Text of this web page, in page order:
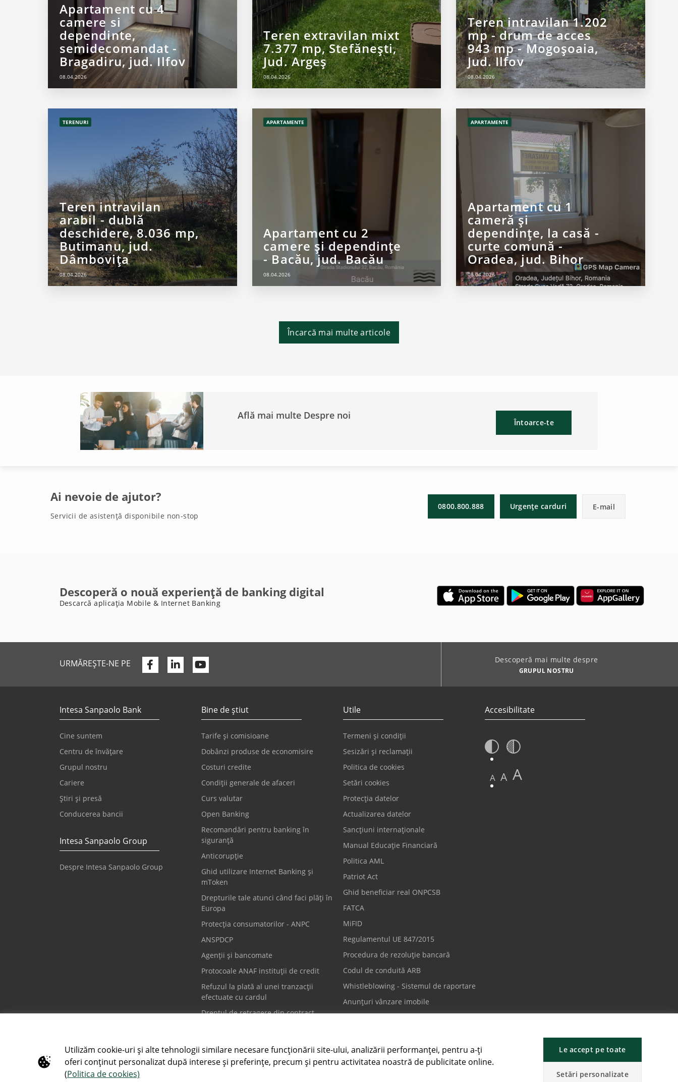
Utilizăm cookie-uri și alte tehnologii similare necesare funcționării site-ului, analizării performanței, pentru a-ți
oferi conținut personalizat după interese și preferințe, precum și pentru activitatea noastră de publicitate online.
(Politica de cookies)
Le accept pe toate
Setări personalizate
Apartament cu 4
camere si
dependinte,
semidecomandat -
Bragadiru, jud. Ilfov
08.04.2026
Teren extravilan mixt
7.377 mp, Stefănești,
Jud. Argeș
08.04.2026
Teren intravilan 1.202
mp - drum de acces
943 mp - Mogoșoaia,
Jud. Ilfov
08.04.2026
TERENURI
Teren intravilan
arabil - dublă
deschidere, 8.036 mp,
Butimanu, jud.
Dâmbovița
08.04.2026
APARTAMENTE
Apartament cu 2
camere și dependințe
- Bacău, jud. Bacău
08.04.2026
APARTAMENTE
Apartament cu 1
cameră și
dependințe, la casă -
curte comună -
Oradea, jud. Bihor
08.04.2026
Încarcă mai multe articole
Află mai multe Despre noi
Întoarce-te
Ai nevoie de ajutor?
Servicii de asistență disponibile non-stop
0800.800.888 Urgențe carduri E-mail
Descoperă o nouă experiență de banking digital
Descarcă aplicația Mobile & Internet Banking
URMĂREȘTE-NE PE Facebook
Linkedin Descoperă mai multe despre
GRUPUL NOSTRU
Intesa Sanpaolo Bank
Cine suntem
Centru de învățare
Grupul nostru
Cariere
Știri și presă
Conducerea bancii
Intesa Sanpaolo Group
Despre Intesa Sanpaolo Group
Bine de știut
Tarife și comisioane
Dobânzi produse de economisire
Costuri credite
Condiții generale de afaceri
Curs valutar
Open Banking
Recomandări pentru banking în
siguranță
Anticorupție
Ghid utilizare Internet Banking și
mToken
Drepturile tale atunci când faci plăți în
Europa
Protecția consumatorilor - ANPC
ANSPDCP
Agenții și bancomate
Protocoale ANAF instituții de credit
Refuzul la plată al unei tranzacții
efectuate cu cardul
Dreptul de retragere din contract
Utile
Termeni și condiții
Sesizări și reclamații
Politica de cookies
Setări cookies
Protecția datelor
Actualizarea datelor
Sancțiuni internaționale
Manual Educație Financiară
Politica AML
Patriot Act
Ghid beneficiar real ONPCSB
FATCA
MiFID
Regulamentul UE 847/2015
Procedura de rezoluție bancară
Codul de conduită ARB
Whistleblowing - Sistemul de raportare
Anunțuri vânzare imobile
Accesibilitate
A A A
Call Center
0800 800 888
Urgențe carduri
+4 0372 712 194
Scrie-ne
contact@intesasanpaolo.ro